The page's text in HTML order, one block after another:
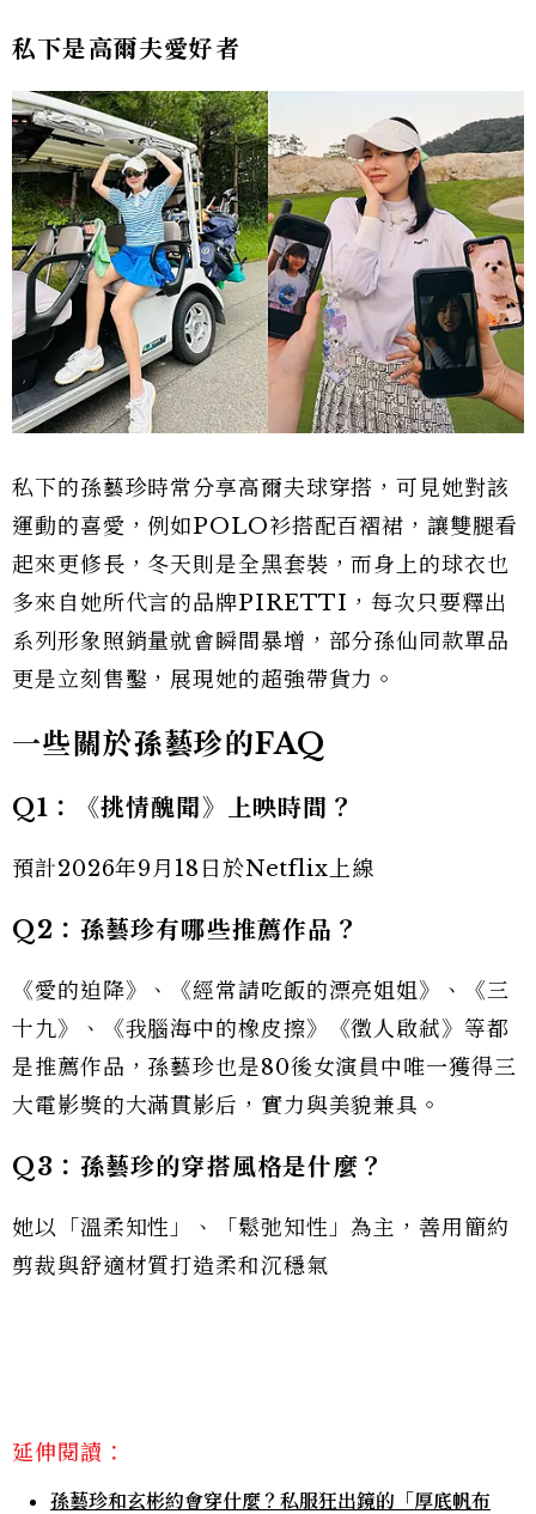
私下是高爾夫愛好者
私下的孫藝珍時常分享高爾夫球穿搭，可見她對該
運動的喜愛，例如POLO衫搭配百褶裙，讓雙腿看
起來更修長，冬天則是全黑套裝，而身上的球衣也
多來自她所代言的品牌PIRETTI，每次只要釋出
系列形象照銷量就會瞬間暴增，部分孫仙同款單品
更是立刻售鑿，展現她的超強帶貨力。
一些關於孫藝珍的FAQ
Q1：《挑情醜聞》上映時間？
預計2026年9月18日於Netflix上線
Q2：孫藝珍有哪些推薦作品？
《愛的迫降》、《經常請吃飯的漂亮姐姐》、《三
十九》、《我腦海中的橡皮擦》《徵人啟弒》等都
是推薦作品，孫藝珍也是80後女演員中唯一獲得三
大電影獎的大滿貫影后，實力與美貌兼具。
Q3：孫藝珍的穿搭風格是什麼？
她以「溫柔知性」、「鬆弛知性」為主，善用簡約
剪裁與舒適材質打造柔和沉穩氣
延伸閱讀：
孫藝珍和玄彬約會穿什麼？私服狂出鏡的「厚底帆布